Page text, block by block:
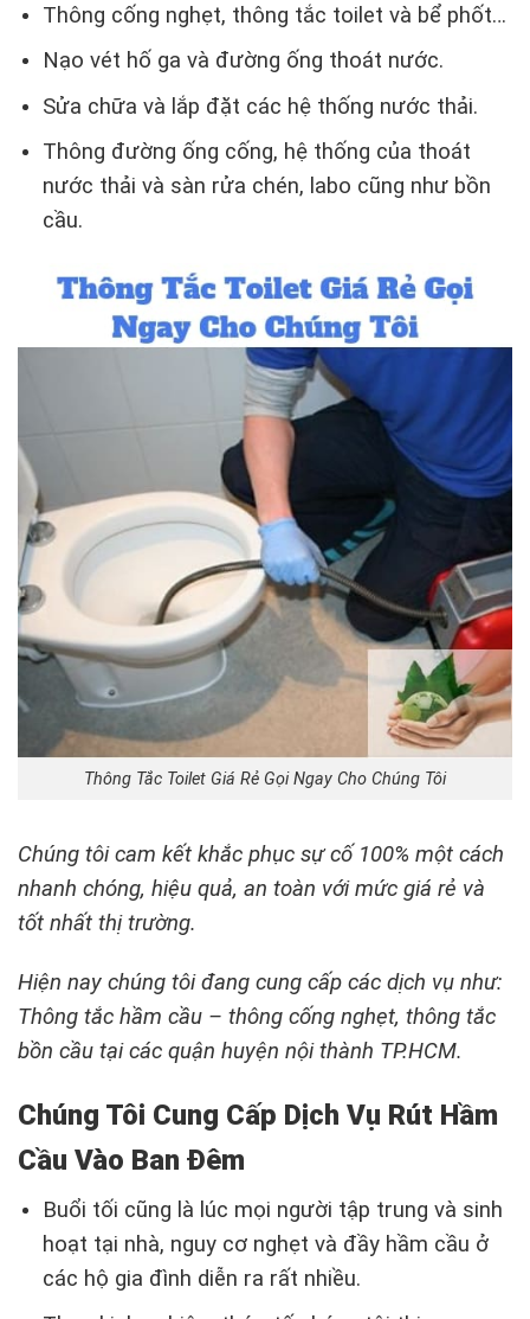
Thông cống nghẹt, thông tắc toilet và bể phốt…
Nạo vét hố ga và đường ống thoát nước.
Sửa chữa và lắp đặt các hệ thống nước thải.
Thông đường ống cống, hệ thống của thoát
nước thải và sàn rửa chén, labo cũng như bồn
cầu.
Thông Tắc Toilet Giá Rẻ Gọi Ngay Cho Chúng Tôi
Chúng tôi cam kết khắc phục sự cố 100% một cách
nhanh chóng, hiệu quả, an toàn với mức giá rẻ và
tốt nhất thị trường.
Hiện nay chúng tôi đang cung cấp các dịch vụ như:
Thông tắc hầm cầu – thông cống nghẹt, thông tắc
bồn cầu tại các quận huyện nội thành TP.HCM.
Chúng Tôi Cung Cấp Dịch Vụ Rút Hầm
Cầu Vào Ban Đêm
Buổi tối cũng là lúc mọi người tập trung và sinh
hoạt tại nhà, nguy cơ nghẹt và đầy hầm cầu ở
các hộ gia đình diễn ra rất nhiều.